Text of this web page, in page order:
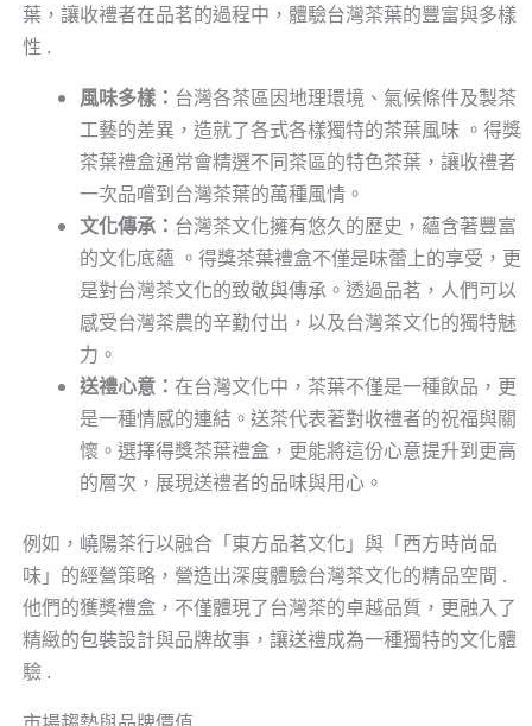
葉，讓收禮者在品茗的過程中，體驗台灣茶葉的豐富與多樣
性 .
風味多樣： 台灣各茶區因地理環境、氣候條件及製茶
工藝的差異，造就了各式各樣獨特的茶葉風味 。得獎
茶葉禮盒通常會精選不同茶區的特色茶葉，讓收禮者
一次品嚐到台灣茶葉的萬種風情。
文化傳承： 台灣茶文化擁有悠久的歷史，蘊含著豐富
的文化底蘊 。得獎茶葉禮盒不僅是味蕾上的享受，更
是對台灣茶文化的致敬與傳承。透過品茗，人們可以
感受台灣茶農的辛勤付出，以及台灣茶文化的獨特魅
力。
送禮心意： 在台灣文化中，茶葉不僅是一種飲品，更
是一種情感的連結。送茶代表著對收禮者的祝福與關
懷。選擇得獎茶葉禮盒，更能將這份心意提升到更高
的層次，展現送禮者的品味與用心。
例如，嶢陽茶行以融合「東方品茗文化」與「西方時尚品
味」的經營策略，營造出深度體驗台灣茶文化的精品空間 .
他們的獲獎禮盒，不僅體現了台灣茶的卓越品質，更融入了
精緻的包裝設計與品牌故事，讓送禮成為一種獨特的文化體
驗 .